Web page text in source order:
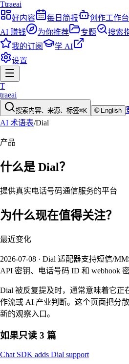
Ttraeai
好内容
每日简报 创作工作台
AI 赚钱
为你推荐 专题 搜索
我的订阅
学 AI
设置
T
traeai
搜索内容、来源、标签⌘K 🌐 English
AI 术语表/Dial
产品
什么是 Dial？
提供真实电话号码通信服务的平台
为什么现在值得关注？
最近变化
2026-07-08 · Dial 适配器支持短信/
API 密钥、电话号码 ID 和 webhook
Dial 被反复提及时，通常意味着它正
作流或 AI 产业判断。这个页面把分
新的观察入口。
如果只读 3 篇
Chat SDK adds Dial support